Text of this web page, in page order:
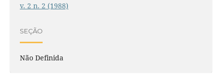
v. 2 n. 2 (1988)
SEÇÃO
Não Definida